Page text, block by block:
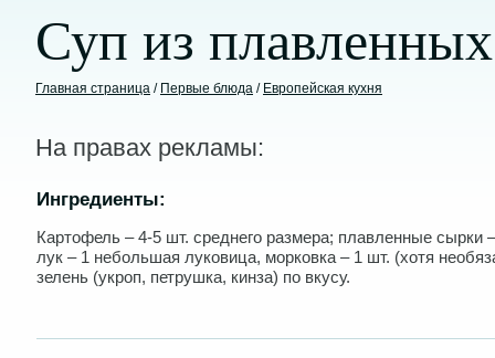
Суп из
Главная страница / Первые блюда / Европейская кухня
На правах рекламы:
Ингредиенты:
Картофель – 4-5 шт. среднего размера; плавленные сырки
лук – 1 небольшая луковица, морковка – 1 шт. (хотя
зелень (укроп, петрушка, кинза) по вкусу.